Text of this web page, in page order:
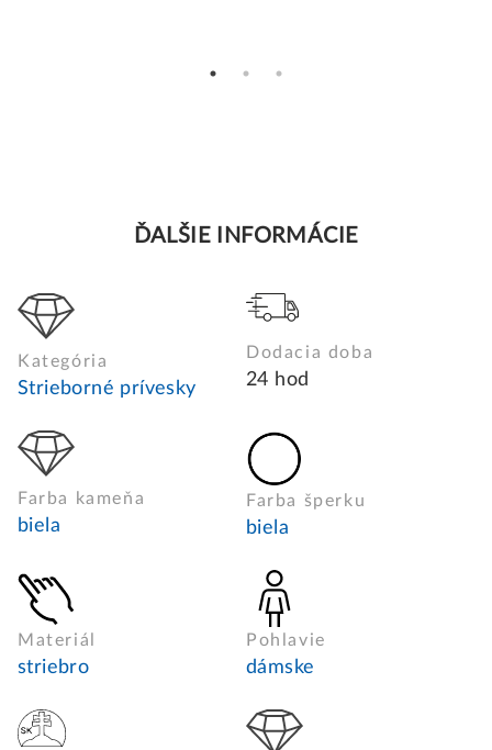
ĎALŠIE INFORMÁCIE
Kategória
Strieborné prívesky
Dodacia doba
24 hod
Farba kameňa
biela
Farba šperku
biela
Materiál
striebro
Pohlavie
dámske